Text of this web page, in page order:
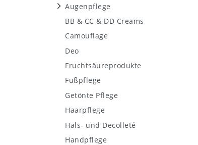
Augenpflege
BB & CC & DD Creams
Camouflage
Deo
Fruchtsäureprodukte
Fußpflege
Getönte Pflege
Haarpflege
Hals- und Decolleté
Handpflege